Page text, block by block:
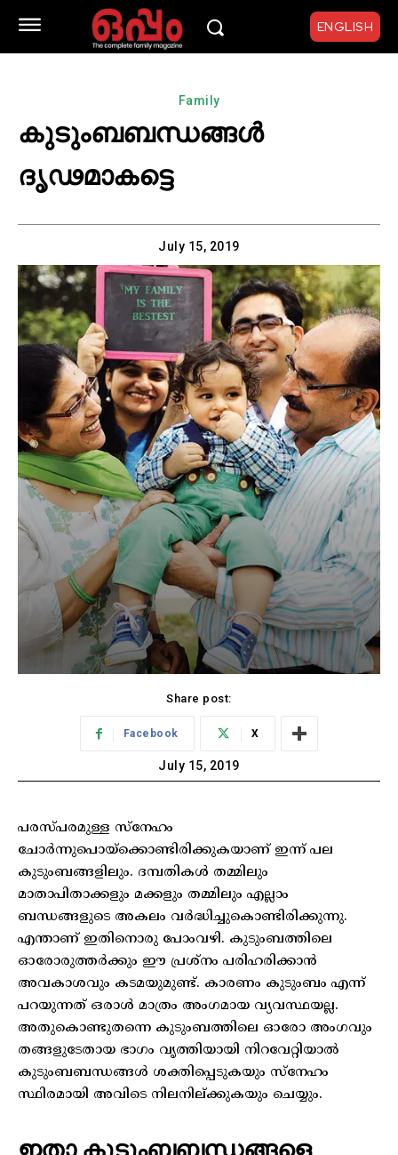
ENGLISH
Family
കുടുംബബന്ധങ്ങൾ
ദൃഢമാകട്ടെ
July 15, 2019
Share post:
Facebook X
July 15, 2019
പരസ്പരമുള്ള സ്നേഹം
ചോർന്നുപൊയ്ക്കൊണ്ടിരിക്കുകയാണ് ഇന്ന് പല
കുടുംബങ്ങളിലും. ദമ്പതികൾ തമ്മിലും
മാതാപിതാക്കളും മക്കളും തമ്മിലും എല്ലാം
ബന്ധങ്ങളുടെ അകലം വർദ്ധിച്ചുകൊണ്ടിരിക്കുന്നു.
എന്താണ് ഇതിനൊരു പോംവഴി. കുടുംബത്തിലെ
ഓരോരുത്തർക്കും ഈ പ്രശ്നം പരിഹരിക്കാൻ
അവകാശവും കടമയുമുണ്ട്. കാരണം കുടുംബം എന്ന്
പറയുന്നത് ഒരാൾ മാത്രം അംഗമായ വ്യവസ്ഥയല്ല.
അതുകൊണ്ടുതന്നെ കുടുംബത്തിലെ ഓരോ അംഗവും
തങ്ങളുടേതായ ഭാഗം വൃത്തിയായി നിറവേറ്റിയാൽ
കുടുംബബന്ധങ്ങൾ ശക്തിപ്പെടുകയും സ്നേഹം
സ്ഥിരമായി അവിടെ നിലനില്ക്കുകയും ചെയ്യും.